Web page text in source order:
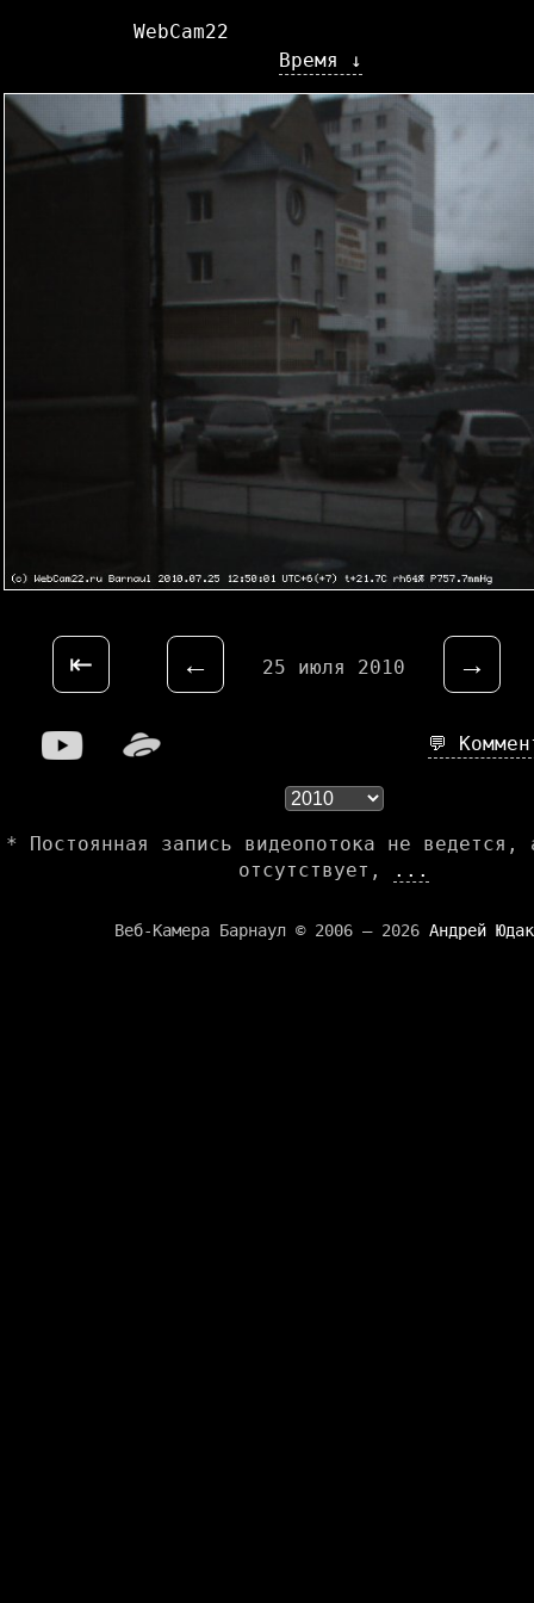
Время ↓
WebCam22
⇤ ← 25 июля 2010 →
💬
* Постоянная запись видеопотока не ведется,
отсутствует,
...
Веб-Камера Барнаул © 2006 — 2026 Андрей